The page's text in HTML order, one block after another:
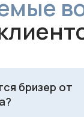
бризер от